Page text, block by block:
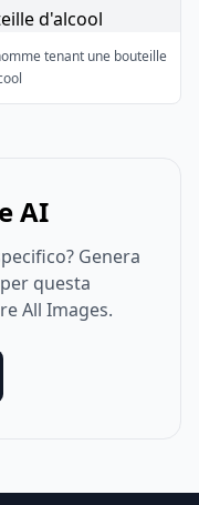
tenant une bouteille
AI
Genera
questa
All Images.